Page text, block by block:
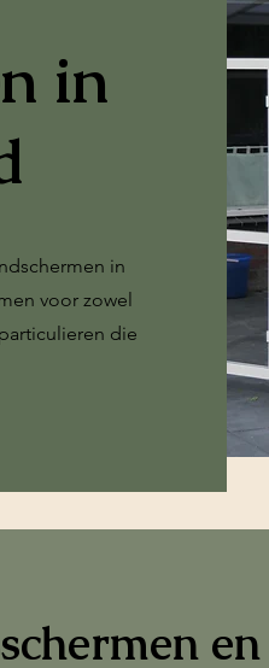
in
in
voor zowel
die